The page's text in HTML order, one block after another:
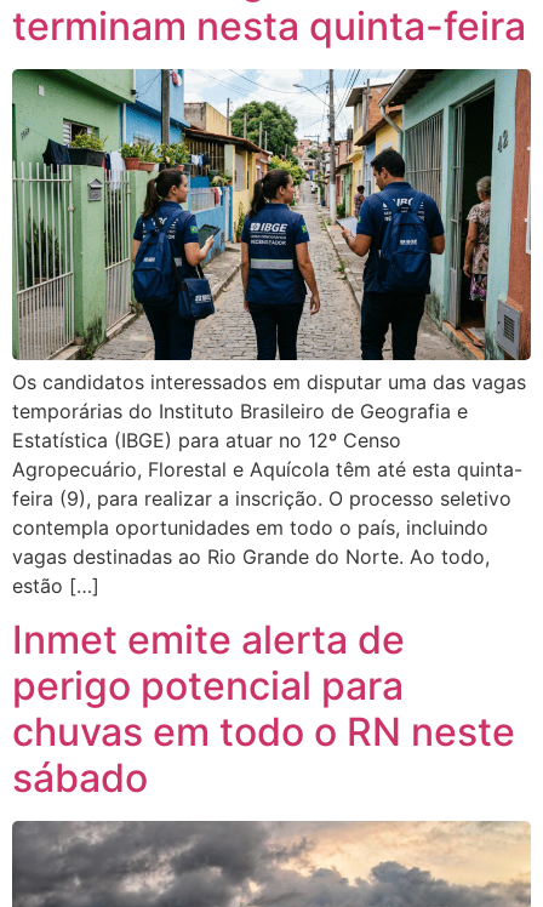
terminam nesta quinta-feira
Os candidatos interessados em disputar uma das vagas
temporárias do Instituto Brasileiro de Geografia e
Estatística (IBGE) para atuar no 12º Censo
Agropecuário, Florestal e Aquícola têm até esta quinta-
feira (9), para realizar a inscrição. O processo seletivo
contempla oportunidades em todo o país, incluindo
vagas destinadas ao Rio Grande do Norte. Ao todo,
estão […]
Inmet emite alerta de
perigo potencial para
chuvas em todo o RN neste
sábado